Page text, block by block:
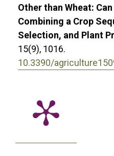
Other than Wheat:
Combining a Crop
Selection, and Plant
15(9), 1016.
10.3390/